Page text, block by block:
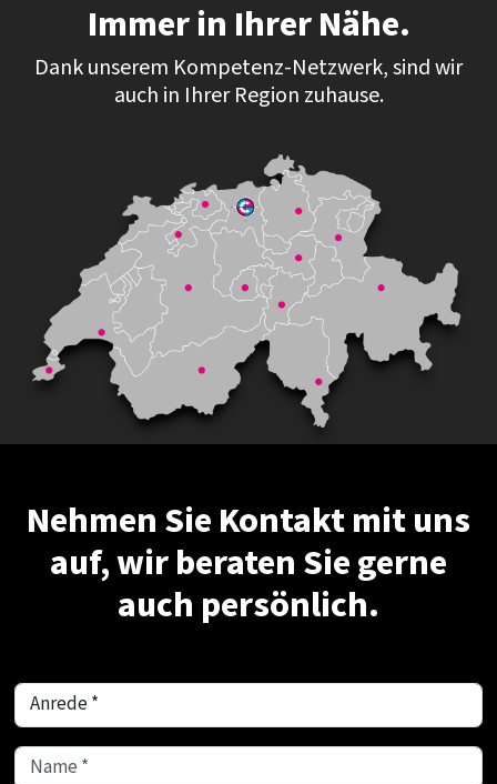
Immer in Ihrer Nähe.
Dank unserem Kompetenz-Netzwerk, sind wir
auch in Ihrer Region zuhause.
Nehmen Sie Kontakt mit uns
auf, wir beraten Sie gerne
auch persönlich.